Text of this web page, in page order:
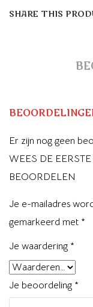
SHARE THIS
Er zijn nog geen
WEES DE
BEOORDELEN
Je e-mailadres
gemarkeerd met *
Je waardering *
Je beoordeling *